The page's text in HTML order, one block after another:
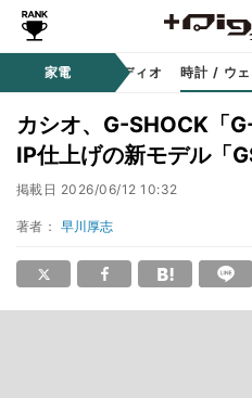
家電
サウンド / オーディオ 時計 / ウ
カシオ、G-SHOCK「
IP仕上げの新モデル「
掲載日 2026/06/12 10:32
著者： 早川厚志